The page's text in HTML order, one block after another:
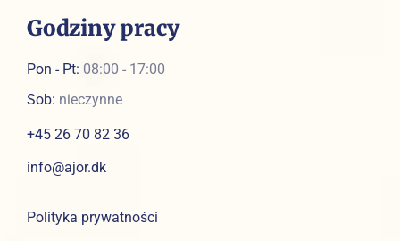
Godziny pracy
Pon - Pt: 08:00 - 17:00
Sob: nieczynne
+45 26 70 82 36
info@ajor.dk
Polityka prywatności